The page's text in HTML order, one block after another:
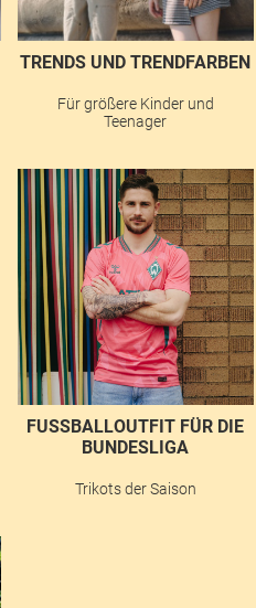
TRENDS UND TRENDFARBEN
Für größere Kinder und
Teenager
FUSSBALLOUTFIT FÜR DIE B
UNDESLIGA
Trikots der Saison